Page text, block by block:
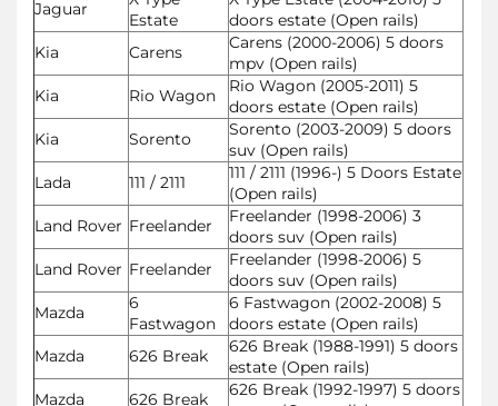
Jaguar
Estate
doors estate (Open rails)
Kia
Carens
Carens (2000-2006) 5 doors
mpv (Open rails)
Kia
Rio Wagon
Rio Wagon (2005-2011) 5
doors estate (Open rails)
Kia
Sorento
Sorento (2003-2009) 5 doors
suv (Open rails)
Lada
111 / 2111
111 / 2111 (1996-) 5 Doors Estate
(Open rails)
Land Rover Freelander
Freelander (1998-2006) 3
doors suv (Open rails)
Land Rover Freelander
Freelander (1998-2006) 5
doors suv (Open rails)
Mazda
6
Fastwagon
6 Fastwagon (2002-2008) 5
doors estate (Open rails)
Mazda
626 Break
626 Break (1988-1991) 5 doors
estate (Open rails)
Mazda
626 Break
626 Break (1992-1997) 5 doors